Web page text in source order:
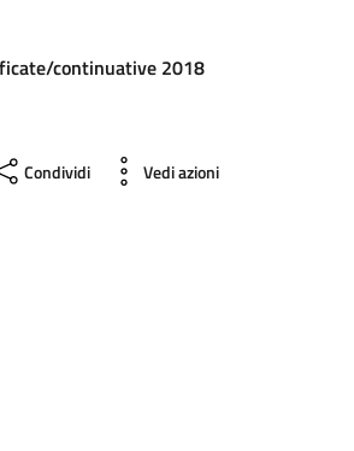
continuative 2018
Condividi Vedi azioni